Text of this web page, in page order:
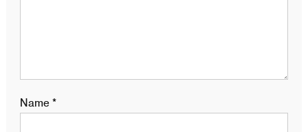
Name*